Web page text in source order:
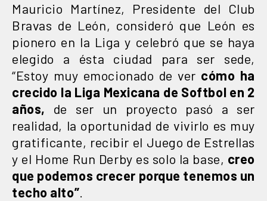
Mauricio Martínez, Presidente del Club
Bravas de León, consideró que León es
pionero en la Liga y celebró que se haya
elegido a ésta ciudad para ser sede,
“Estoy muy emocionado de ver cómo ha
crecido la Liga Mexicana de Softbol en 2
años, de ser un proyecto pasó a ser
realidad, la oportunidad de vivirlo es muy
gratificante, recibir el Juego de Estrellas
y el Home Run Derby es solo la base, creo
que podemos crecer porque tenemos un
techo alto”.